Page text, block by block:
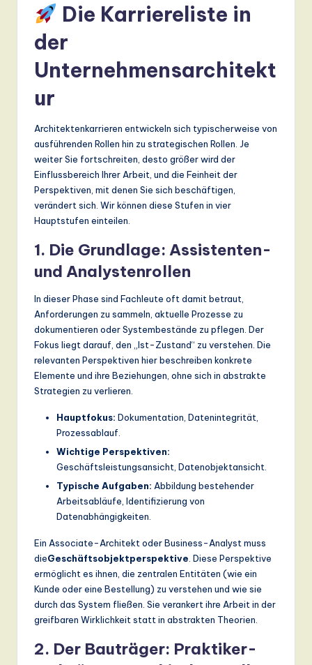
Die Karriereliste in
der
Unternehmensarchitekt
ur
Architektenkarrieren entwickeln sich typischerweise von
ausführenden Rollen hin zu strategischen Rollen. Je
weiter Sie fortschreiten, desto größer wird der
Einflussbereich Ihrer Arbeit, und die Feinheit der
Perspektiven, mit denen Sie sich beschäftigen,
verändert sich. Wir können diese Stufen in vier
Hauptstufen einteilen.
1. Die Grundlage: Assistenten-
und Analystenrollen
In dieser Phase sind Fachleute oft damit betraut,
Anforderungen zu sammeln, aktuelle Prozesse zu
dokumentieren oder Systembestände zu pflegen. Der
Fokus liegt darauf, den „Ist-Zustand“ zu verstehen. Die
relevanten Perspektiven hier beschreiben konkrete
Elemente und ihre Beziehungen, ohne sich in abstrakte
Strategien zu verlieren.
Hauptfokus: Dokumentation, Datenintegrität,
Prozessablauf.
Wichtige Perspektiven:
Geschäftsleistungsansicht, Datenobjektansicht.
Typische Aufgaben: Abbildung bestehender
Arbeitsabläufe, Identifizierung von
Datenabhängigkeiten.
Ein Associate-Architekt oder Business-Analyst muss
dieGeschäftsobjektperspektive . Diese Perspektive
ermöglicht es ihnen, die zentralen Entitäten (wie ein
Kunde oder eine Bestellung) zu verstehen und wie sie
durch das System fließen. Sie verankert ihre Arbeit in der
greifbaren Wirklichkeit statt in abstrakten Theorien.
2. Der Bauträger: Praktiker-